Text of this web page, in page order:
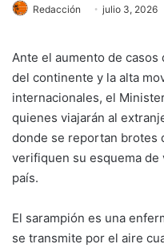
Redacción julio 3, 2026
Ante el aumento de casos
del continente y la alta
internacionales, el
quienes viajarán al
donde se reportan brotes
verifiquen su esquema de
país.
El sarampión es una
se transmite por el aire